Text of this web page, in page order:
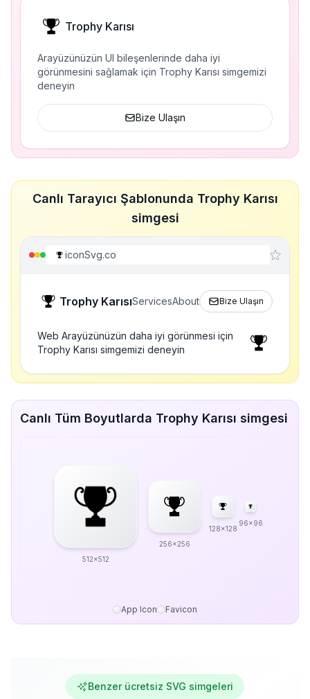
Trophy Karısı
Arayüzünüzün UI bileşenlerinde daha iyi
görünmesini sağlamak için Trophy Karısı simgemizi
deneyin
Bize Ulaşın
Canlı Tarayıcı Şablonunda Trophy Karısı
simgesi
iconSvg.co
Trophy KarısıServicesAbout Bize Ulaşın
Web Arayüzünüzün daha iyi görünmesi için
Trophy Karısı simgemizi deneyin
Canlı Tüm Boyutlarda Trophy Karısı simgesi
512x512
256x256
128x128
96x96
App Icon Favicon
Benzer ücretsiz SVG simgeleri